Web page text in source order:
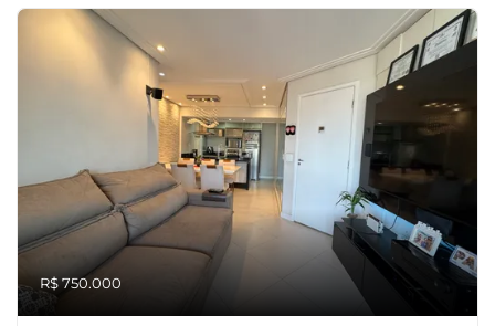
R$ 750.000